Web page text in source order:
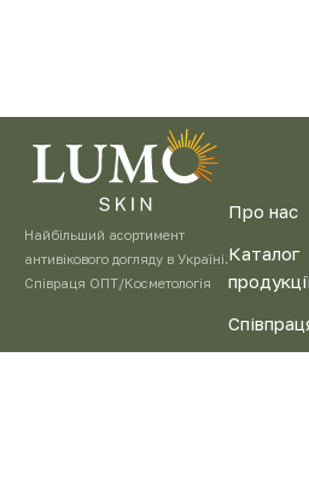
Найбільший асортимент
антивікового догляду в Україні.
Співраця ОПТ/Косметологія
Про нас
Каталог